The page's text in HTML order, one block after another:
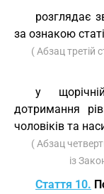
розглядає
за ознакою
( Абзац третій
у
дотримання
чоловіків та
( Абзац
із
Стаття 10.